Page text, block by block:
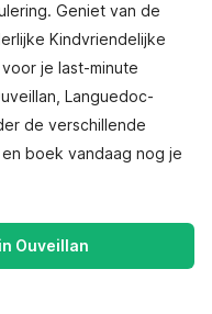
Geniet van de
Kindvriendelijke
je last-minute
Languedoc-
de verschillende
boek vandaag nog je
Ouveillan